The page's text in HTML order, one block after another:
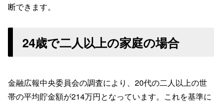
断できます。
24歳で二人以上の家庭の場合
金融広報中央委員会の調査により、20代の二人以上の世
帯の平均貯金額が214万円となっています。これを基準に